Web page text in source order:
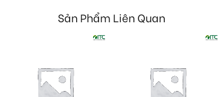
Sản Phẩm Liên Quan